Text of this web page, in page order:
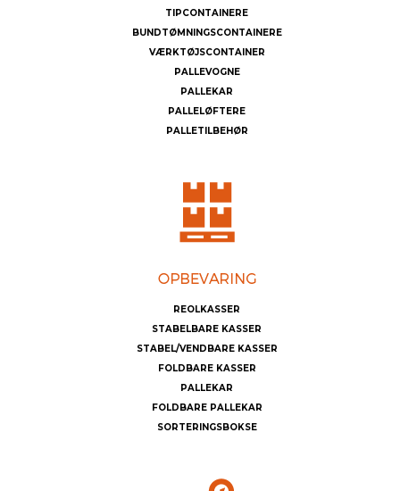
TIPCONTAINERE
BUNDTØMNINGSCONTAINERE
VÆRKTØJSCONTAINER
PALLEVOGNE
PALLEKAR
PALLELØFTERE
PALLETILBEHØR
REOLKASSER
STABELBARE KASSER
STABEL/VENDBARE KASSER
FOLDBARE KASSER
PALLEKAR
FOLDBARE PALLEKAR
SORTERINGSBOKSE